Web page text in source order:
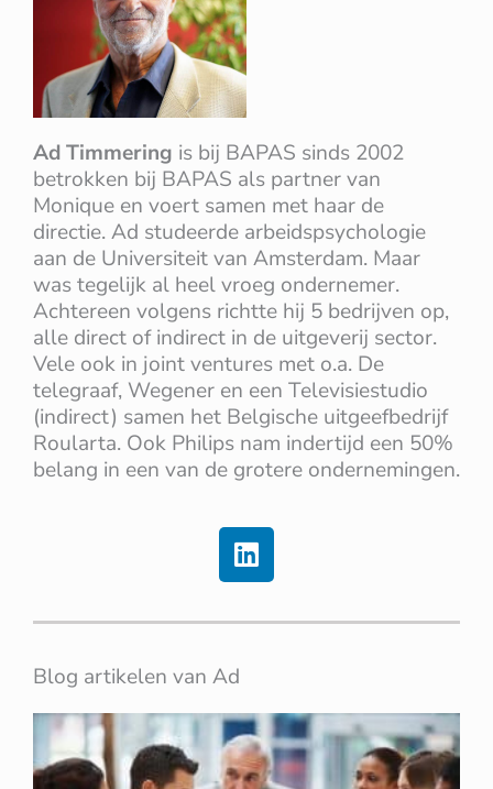
Ad Timmering is bij BAPAS sinds 2002
betrokken bij BAPAS als partner van
Monique en voert samen met haar de
directie. Ad studeerde arbeidspsychologie
aan de Universiteit van Amsterdam. Maar
was tegelijk al heel vroeg ondernemer.
Achtereen volgens richtte hij 5 bedrijven op,
alle direct of indirect in de uitgeverij sector.
Vele ook in joint ventures met o.a. De
telegraaf, Wegener en een Televisiestudio
(indirect) samen het Belgische uitgeefbedrijf
Roularta. Ook Philips nam indertijd een 50%
belang in een van de grotere ondernemingen.
L
i
n
k
i
n
Blog artikelen van Ad